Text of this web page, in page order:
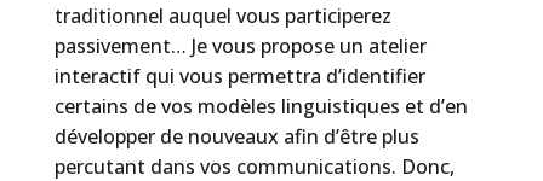
traditionnel auquel vous participerez
passivement… Je vous propose un atelier
interactif qui vous permettra d’identifier
certains de vos modèles linguistiques et d’en
développer de nouveaux afin d’être plus
percutant dans vos communications. Donc,